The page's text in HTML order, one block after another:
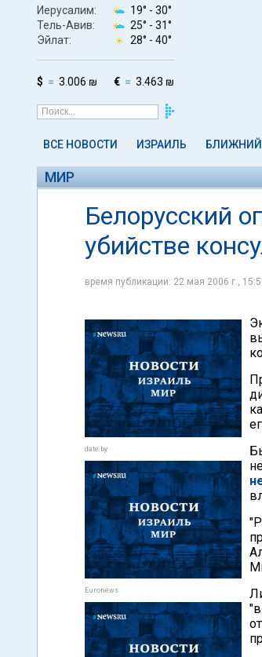
Иерусалим: 19° - 30°
Тель-Авив:
25° - 31°
Эйлат:
28° - 40°
$ 3.006 ₪ € 3.463 ₪
ВСЕ НОВОСТИ ИЗРАИЛЬ
МИР
Белорусский
убийстве
время публикации: 22 мая 2006 г.,
date.by
Euronews